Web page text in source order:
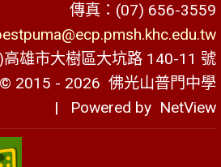
傳真：(07) 656-3559
雄市大樹區大坑路 140-11 號
2015 - 2026 佛光山普門中學
| Powered by NetView